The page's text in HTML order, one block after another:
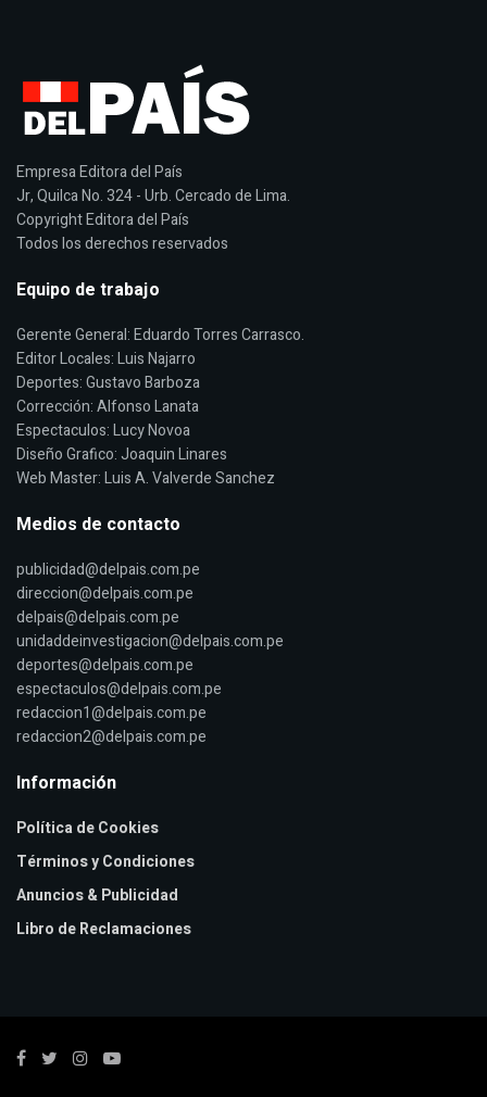
Empresa Editora del País
Jr, Quilca No. 324 - Urb. Cercado de Lima.
Copyright Editora del País
Todos los derechos reservados
Equipo de trabajo
Gerente General: Eduardo Torres Carrasco.
Editor Locales: Luis Najarro
Deportes: Gustavo Barboza
Corrección: Alfonso Lanata
Espectaculos: Lucy Novoa
Diseño Grafico: Joaquin Linares
Web Master: Luis A. Valverde Sanchez
Medios de contacto
publicidad@delpais.com.pe
direccion@delpais.com.pe
delpais@delpais.com.pe
unidaddeinvestigacion@delpais.com.pe
deportes@delpais.com.pe
espectaculos@delpais.com.pe
redaccion1@delpais.com.pe
redaccion2@delpais.com.pe
Información
Política de Cookies
Términos y Condiciones
Anuncios & Publicidad
Libro de Reclamaciones